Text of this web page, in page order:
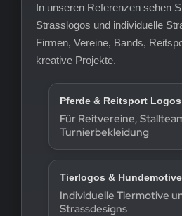
In unseren Referenzen sehen
Strasslogos und individuelle
Firmen, Vereine, Bands,
kreative Projekte.
Pferde & Reitsport Logos
Für Reitvereine,
Turnierbekleidung
Tierlogos & Hundemotive
Individuelle Tiermotive
Strassdesigns